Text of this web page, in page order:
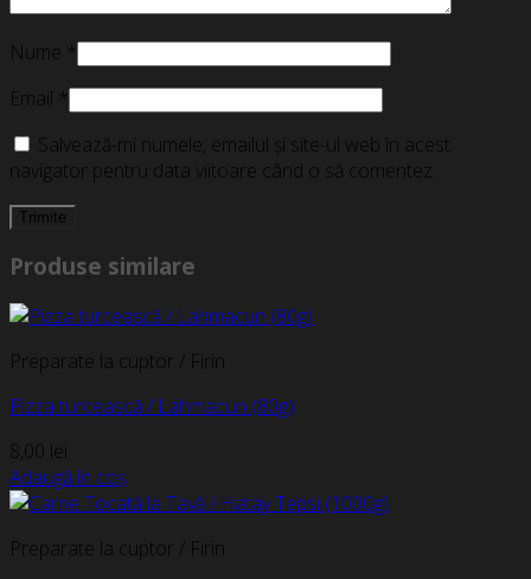
Nume *
Email *
Salvează-mi numele, emailul și site-ul web în acest
navigator pentru data viitoare când o să comentez.
Produse similare
Preparate la cuptor / Firin
Pizza turcească / Lahmacun (80g)
8,00 lei
Adaugă în coș
Preparate la cuptor / Firin